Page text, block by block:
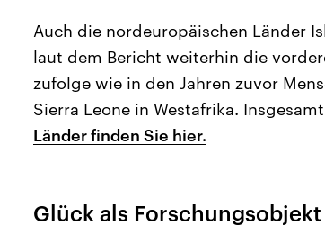
Auch die nordeuropäischen Länder
laut dem Bericht weiterhin die
zufolge wie in den Jahren zuvor
Sierra Leone in Westafrika.
Länder finden Sie hier.
Glück als